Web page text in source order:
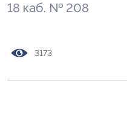
18 каб. № 208
3173